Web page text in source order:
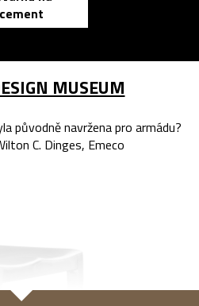
cement
MUSEUM
původně navržena pro armádu?
C. Dinges, Emeco